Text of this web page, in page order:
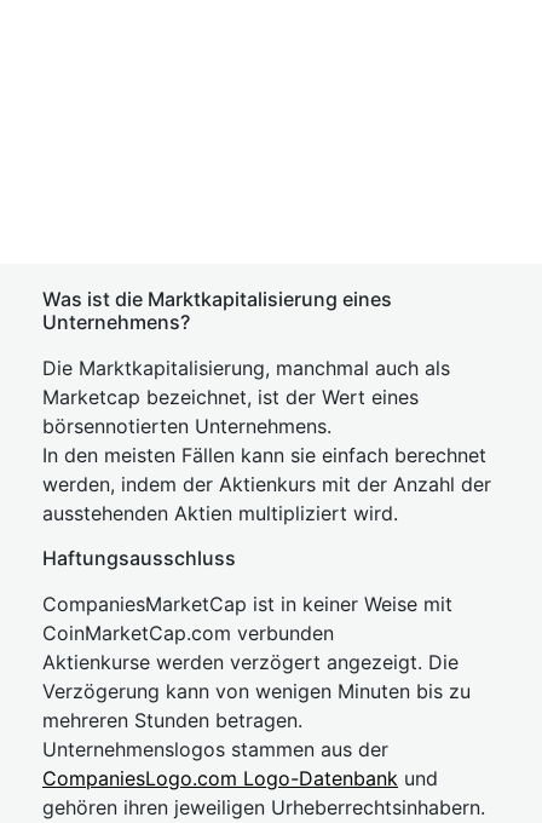
Was ist die Marktkapitalisierung eines
Unternehmens?
Die Marktkapitalisierung, manchmal auch als
Marketcap bezeichnet, ist der Wert eines
börsennotierten Unternehmens.
In den meisten Fällen kann sie einfach berechnet
werden, indem der Aktienkurs mit der Anzahl der
ausstehenden Aktien multipliziert wird.
Haftungsausschluss
CompaniesMarketCap ist in keiner Weise mit
CoinMarketCap.com verbunden
Aktienkurse werden verzögert angezeigt. Die
Verzögerung kann von wenigen Minuten bis zu
mehreren Stunden betragen.
Unternehmenslogos stammen aus der
CompaniesLogo.com Logo-Datenbank und
gehören ihren jeweiligen Urheberrechtsinhabern.